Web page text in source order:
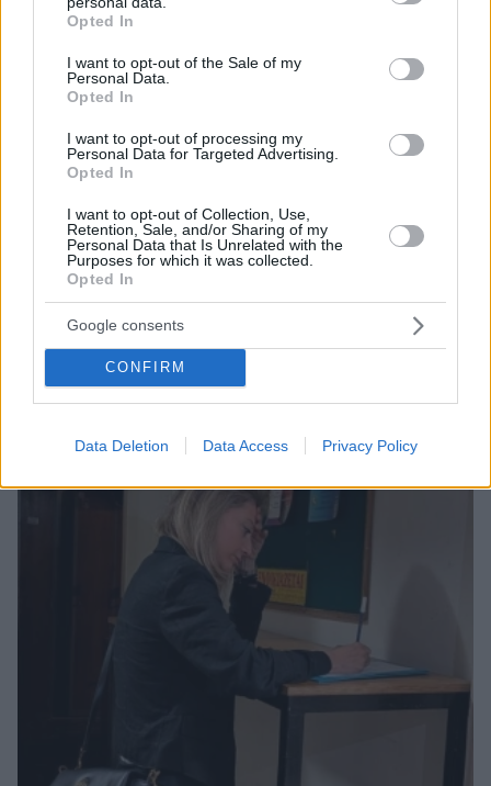
grant or deny consent to Google and its third-party tags to
use your data for below specified purposes in below Google
consent section.
Opted In
I want to opt-out of the Sale of my
Personal Data.
Opted In
I want to opt-out of processing my
Personal Data for Targeted Advertising.
Opted In
I want to opt-out of Collection, Use,
Retention, Sale, and/or Sharing of my
Personal Data that Is Unrelated with the
Purposes for which it was collected.
Opted In
Google consents
CONFIRM
Data Deletion Data Access Privacy Policy
Καρυστιανού: Λήγει το αυτόφωρο για τον Καραχάλιο, γιατί
“σύστημα”;
19.05.2026, 23:37